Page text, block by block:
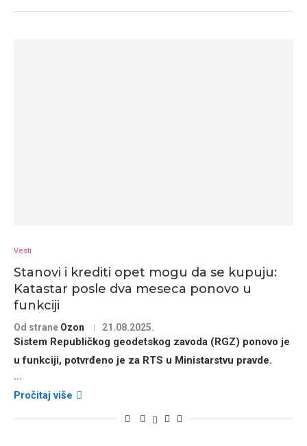
Vesti
Stanovi i krediti opet mogu da se kupuju:
Katastar posle dva meseca ponovo u
funkciji
Od strane Ozon 21.08.2025.
Sistem Republičkog geodetskog zavoda (RGZ) ponovo je
u funkciji, potvrđeno je za RTS u Ministarstvu pravde.
...
Pročitaj više